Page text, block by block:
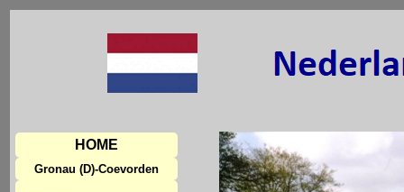
HOME
Gronau (D)-Coevorden